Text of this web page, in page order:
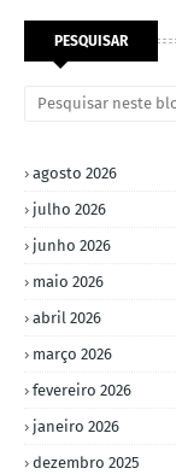
PESQUISAR
agosto 2026
julho 2026
junho 2026
maio 2026
abril 2026
março 2026
fevereiro 2026
janeiro 2026
dezembro 2025